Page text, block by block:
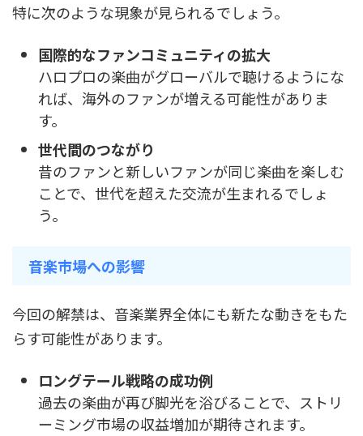
特に次のような現象が見られるでしょう。
国際的なファンコミュニティの拡大
ハロプロの楽曲がグローバルで聴けるようにな
れば、海外のファンが増える可能性がありま
す。
世代間のつながり
昔のファンと新しいファンが同じ楽曲を楽しむ
ことで、世代を超えた交流が生まれるでしょ
う。
音楽市場への影響
今回の解禁は、音楽業界全体にも新たな動きをもた
らす可能性があります。
ロングテール戦略の成功例
過去の楽曲が再び脚光を浴びることで、ストリ
ーミング市場の収益増加が期待されます。